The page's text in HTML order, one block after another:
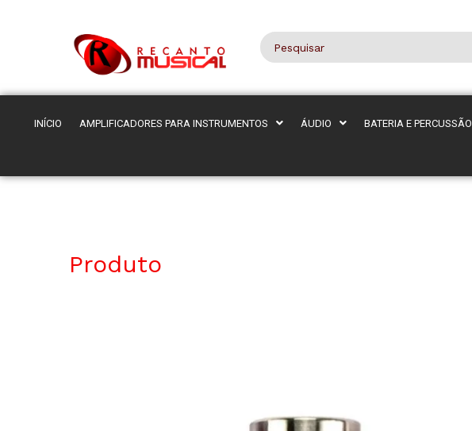
INÍCIO AMPLIFICADORES PARA INSTRUMENTOS ÁUDIO BATERIA E PERCUSSÃO
Produto